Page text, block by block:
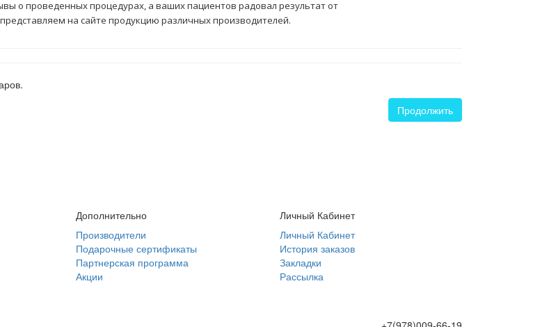
о проведенных процедурах, а ваших пациентов радовал результат от
на сайте продукцию различных производителей.
Продолжить
Дополнительно
Производители
Подарочные сертификаты
Партнерская программа
Акции
Личный Кабинет
Личный Кабинет
История заказов
Закладки
Рассылка